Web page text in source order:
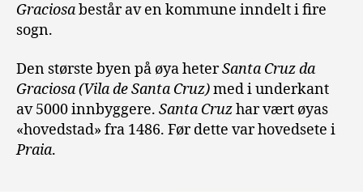
Graciosabestår av en kommune inndelt i fire
sogn.
Den største byen på øya heterSanta Cruz da
Graciosa (Vila de Santa Cruz)med i underkant
av 5000 innbyggere. Santa Cruzhar vært øyas
«hovedstad» fra 1486. Før dette var hovedsete i
Praia.